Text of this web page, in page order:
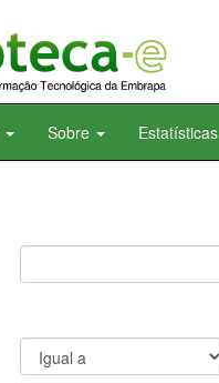
Sobre Estatísticas